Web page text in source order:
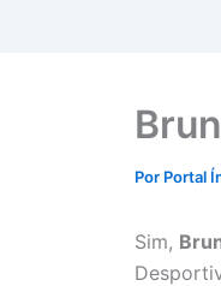
Por Portal
Sim,